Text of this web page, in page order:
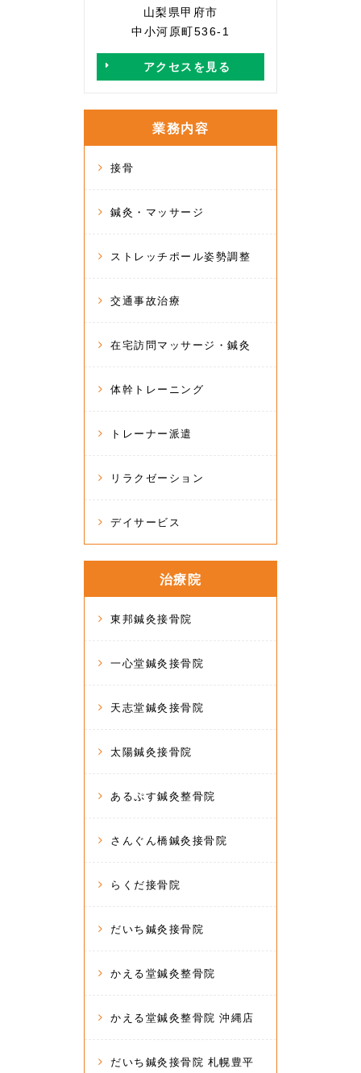
山梨県甲府市
中小河原町536-1
アクセスを見る
業務内容
接骨
鍼灸・マッサージ
ストレッチポール姿勢調整
交通事故治療
在宅訪問マッサージ・鍼灸
体幹トレーニング
トレーナー派遣
リラクゼーション
デイサービス
治療院
東邦鍼灸接骨院
一心堂鍼灸接骨院
天志堂鍼灸接骨院
太陽鍼灸接骨院
あるぷす鍼灸整骨院
さんぐん橋鍼灸接骨院
らくだ接骨院
だいち鍼灸接骨院
かえる堂鍼灸整骨院
かえる堂鍼灸整骨院 沖縄店
だいち鍼灸接骨院 札幌豊平